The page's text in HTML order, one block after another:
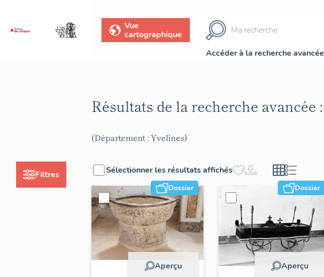
Vue
cartographique
Accéder à la recherche avancée
Filtres
Résultats de la recherche avancée :
(Département : Yvelines)
Sélectionner les résultats affichés
Dossier
Aperçu
Dossier
Aperçu